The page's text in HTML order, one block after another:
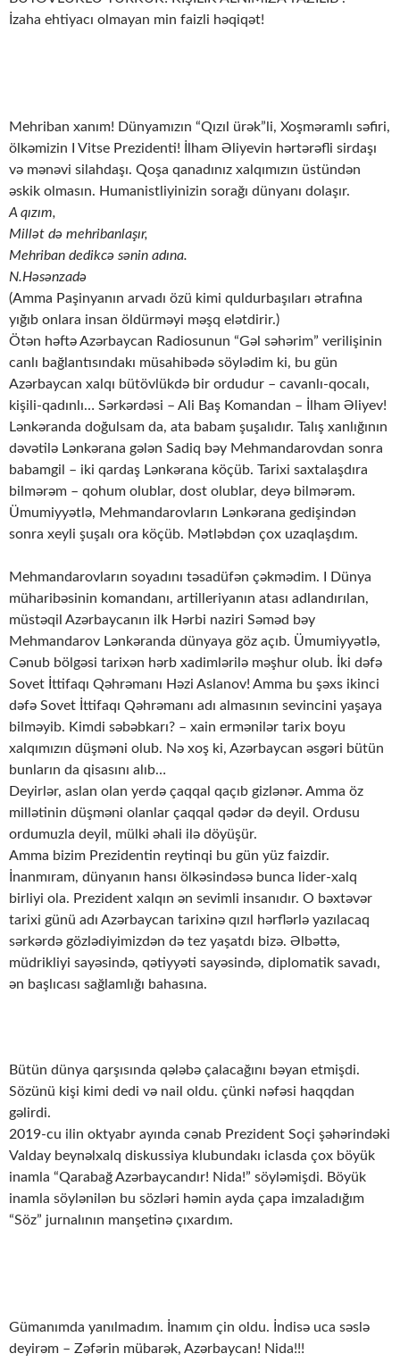
İzaha ehtiyacı olmayan min faizli həqiqət!
Mehriban xanım! Dünyamızın “Qızıl ürək”li, Xoşməramlı səfiri,
ölkəmizin I Vitse Prezidenti! İlham Əliyevin hərtərəfli sirdaşı
və mənəvi silahdaşı. Qoşa qanadınız xalqımızın üstündən
əskik olmasın. Humanistliyinizin sorağı dünyanı dolaşır.
A qızım,
Millət də mehribanlaşır,
Mehriban dedikcə sənin adına.
N.Həsənzadə
(Amma Paşinyanın arvadı özü kimi quldurbaşıları ətrafına
yığıb onlara insan öldürməyi məşq elətdirir.)
Ötən həftə Azərbaycan Radiosunun “Gəl səhərim” verilişinin
canlı bağlantısındakı müsahibədə söylədim ki, bu gün
Azərbaycan xalqı bütövlükdə bir ordudur – cavanlı-qocalı,
kişili-qadınlı… Sərkərdəsi – Ali Baş Komandan – İlham Əliyev!
Lənkəranda doğulsam da, ata babam şuşalıdır. Talış xanlığının
dəvətilə Lənkərana gələn Sadiq bəy Mehmandarovdan sonra
babamgil – iki qardaş Lənkərana köçüb. Tarixi saxtalaşdıra
bilmərəm – qohum olublar, dost olublar, deyə bilmərəm.
Ümumiyyətlə, Mehmandarovların Lənkərana gedişindən
sonra xeyli şuşalı ora köçüb. Mətləbdən çox uzaqlaşdım.
Mehmandarovların soyadını təsadüfən çəkmədim. I Dünya
müharibəsinin komandanı, artilleriyanın atası adlandırılan,
müstəqil Azərbaycanın ilk Hərbi naziri Səməd bəy
Mehmandarov Lənkəranda dünyaya göz açıb. Ümumiyyətlə,
Cənub bölgəsi tarixən hərb xadimlərilə məşhur olub. İki dəfə
Sovet İttifaqı Qəhrəmanı Həzi Aslanov! Amma bu şəxs ikinci
dəfə Sovet İttifaqı Qəhrəmanı adı almasının sevincini yaşaya
bilməyib. Kimdi səbəbkarı? – xain ermənilər tarix boyu
xalqımızın düşməni olub. Nə xoş ki, Azərbaycan əsgəri bütün
bunların da qisasını alıb…
Deyirlər, aslan olan yerdə çaqqal qaçıb gizlənər. Amma öz
millətinin düşməni olanlar çaqqal qədər də deyil. Ordusu
ordumuzla deyil, mülki əhali ilə döyüşür.
Amma bizim Prezidentin reytinqi bu gün yüz faizdir.
İnanmıram, dünyanın hansı ölkəsindəsə bunca lider-xalq
birliyi ola. Prezident xalqın ən sevimli insanıdır. O bəxtəvər
tarixi günü adı Azərbaycan tarixinə qızıl hərflərlə yazılacaq
sərkərdə gözlədiyimizdən də tez yaşatdı bizə. Əlbəttə,
müdrikliyi sayəsində, qətiyyəti sayəsində, diplomatik savadı,
ən başlıcası sağlamlığı bahasına.
Bütün dünya qarşısında qələbə çalacağını bəyan etmişdi.
Sözünü kişi kimi dedi və nail oldu. çünki nəfəsi haqqdan
gəlirdi.
2019-cu ilin oktyabr ayında cənab Prezident Soçi şəhərindəki
Valday beynəlxalq diskussiya klubundakı iclasda çox böyük
inamla “Qarabağ Azərbaycandır! Nida!” söyləmişdi. Böyük
inamla söylənilən bu sözləri həmin ayda çapa imzaladığım
“Söz” jurnalının manşetinə çıxardım.
Gümanımda yanılmadım. İnamım çin oldu. İndisə uca səslə
deyirəm – Zəfərin mübarək, Azərbaycan! Nida!!!